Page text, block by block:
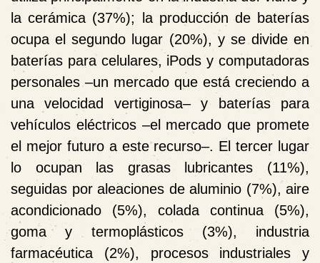
la cerámica (37%); la producción de baterías
ocupa el segundo lugar (20%), y se divide en
baterías para celulares, iPods y computadoras
personales –un mercado que está creciendo a
una velocidad vertiginosa– y baterías para
vehículos eléctricos –el mercado que promete
el mejor futuro a este recurso–. El tercer lugar
lo ocupan las grasas lubricantes (11%),
seguidas por aleaciones de aluminio (7%), aire
acondicionado (5%), colada continua (5%),
goma y termoplásticos (3%), industria
farmacéutica (2%), procesos industriales y